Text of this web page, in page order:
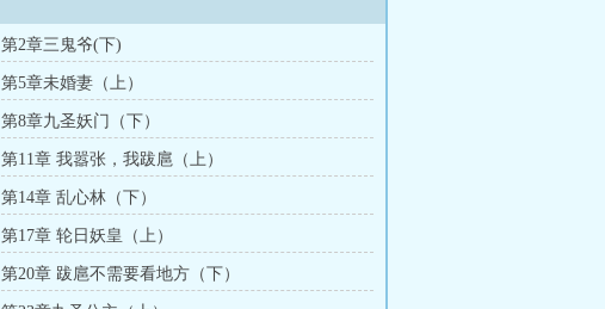
第2章三鬼爷(下)
第5章未婚妻（上）
第8章九圣妖门（下）
第11章 我嚣张，我跋扈（上）
第14章 乱心林（下）
第17章 轮日妖皇（上）
第20章 跋扈不需要看地方（下）